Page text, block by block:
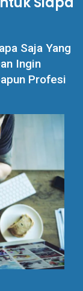
Saja Yang
Ingin
Profesi